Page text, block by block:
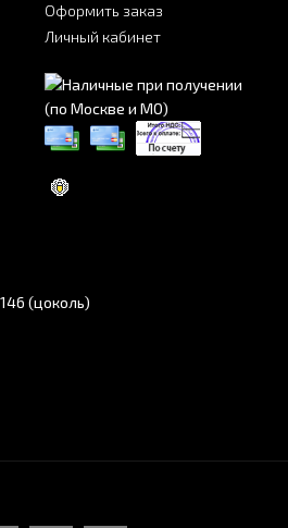
Оформить заказ
Личный кабинет
(цоколь)